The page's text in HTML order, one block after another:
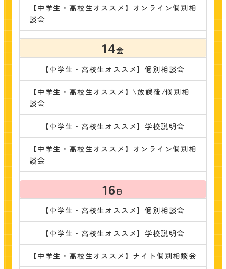
【中学生・高校生オススメ】オンライン個別相
談会
14金
【中学生・高校生オススメ】個別相談会
【中学生・高校生オススメ】\放課後/個別相
談会
【中学生・高校生オススメ】学校説明会
【中学生・高校生オススメ】オンライン個別相
談会
16日
【中学生・高校生オススメ】個別相談会
【中学生・高校生オススメ】学校説明会
【中学生・高校生オススメ】ナイト個別相談会